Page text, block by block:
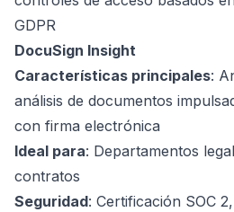
GDPR
DocuSign Insight
Características principales:
análisis de documentos
con firma electrónica
Ideal para: Departamentos
contratos
Seguridad: Certificación SOC